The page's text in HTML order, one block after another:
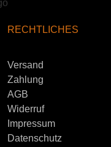
RECHTLICHES
Versand
Zahlung
AGB
Widerruf
Impressum
Datenschutz